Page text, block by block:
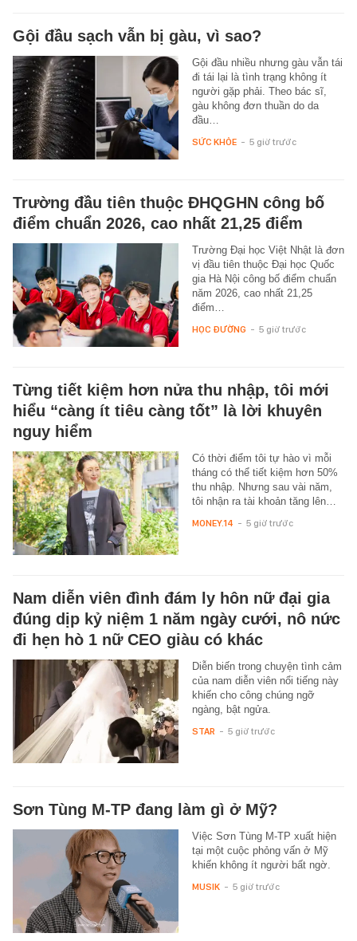
Gội đầu sạch vẫn bị gàu, vì sao?
Gội đầu nhiều nhưng gàu vẫn tái
đi tái lại là tình trạng không ít
người gặp phải. Theo bác sĩ,
gàu không đơn thuần do da
đầu…
SỨC KHỎE - 5 giờ trước
Trường đầu tiên thuộc ĐHQGHN công bố
điểm chuẩn 2026, cao nhất 21,25 điểm
Trường Đại học Việt Nhật là đơn
vị đầu tiên thuộc Đại học Quốc
gia Hà Nội công bố điểm chuẩn
năm 2026, cao nhất 21,25
điểm…
HỌC ĐƯỜNG - 5 giờ trước
Từng tiết kiệm hơn nửa thu nhập, tôi mới
hiểu “càng ít tiêu càng tốt” là lời khuyên
nguy hiểm
Có thời điểm tôi tự hào vì mỗi
tháng có thể tiết kiệm hơn 50%
thu nhập. Nhưng sau vài năm,
tôi nhận ra tài khoản tăng lên…
MONEY.14 - 5 giờ trước
Nam diễn viên đình đám ly hôn nữ đại gia
đúng dịp kỷ niệm 1 năm ngày cưới, nô nức
đi hẹn hò 1 nữ CEO giàu có khác
Diễn biến trong chuyện tình cảm
của nam diễn viên nổi tiếng này
khiến cho công chúng ngỡ
ngàng, bật ngửa.
STAR - 5 giờ trước
Sơn Tùng M-TP đang làm gì ở Mỹ?
Việc Sơn Tùng M-TP xuất hiện
tại một cuộc phỏng vấn ở Mỹ
khiến không ít người bất ngờ.
MUSIK - 5 giờ trước